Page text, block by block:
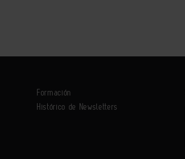
Formación
Histórico de Newsletters